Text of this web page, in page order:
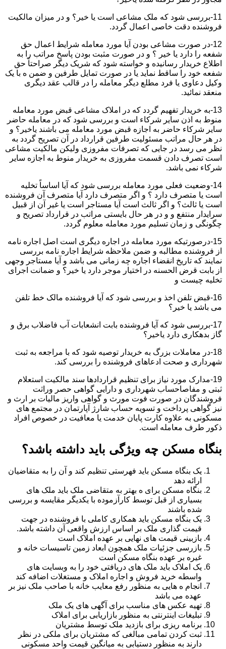
11-بررسی شود که ملک مشاعی است یا خیر؟ و در میزان مالکیت
فروشنده دقت خاصی اعمال گردد.
12-در صورت مشاعی بودن آیا مورد معامله شرایط اعمال حق
شفعه را دارد یا خیر ؟ و در صورت مثبت بودن پاسخ مراتب را به
اطلاع خریدار رسانیده و خواسته شود که شریک دیگر صراحتاً حق
شفعه خود را ساقط نماید یا در صورت تمایل طرفین و ضمن ه با یک
وکیل دعاوی یا فرد مطلع دیگر معامله را در قالب عقد دیگری
منعقد نمائید.
13-به خریدار تفهیم گردد که در املاک مشاعی قبض مورد معامله
منوط به اذن سایر شرکاء است و بررسی شود که در معامله حاضر
سایر شرکاء حاضر به اجازه قبض مورد معامله می باشند یاخیر؟ و
در هر حال مراتب مسئولیت طرفین قرارداد در آن تصریح گردد به
نظر می رسد در جایی که تصرفات مفروزی ولیکن مالکیت مشاعی
است تصرف دادن قسمت مفروزی به خریدار منوط به اجازه سایر
شرکاء نمی باشد.
14-وضعیت فعلی مورد معامله بررسی شود که آیا اساساً تخلیه
است یا متصرف دارد ؟ و اگر متصرف دارد آیا متصرف آن فروشنده
است یا ثالث؟ و اگر ثالث است آیا مستاجر است یا غیر آن از قبیل
سرایدار منتفع و و در هر حال بایستی مراتب در قرارداد تصریح و
چگونگی و زمان تسلیم مورد معامله معلوم گردد.
15-درصورتیکه مورد معامله در اجاره دیگری است اصل اجاره نامه
از فروشنده مطالبه و ضمن ملاحظه شرایط اجاره نامه بررسی
نمایند که تاریخ انقضاء اجاره چه زمانی می باشد و آیا مستاجر وجهی
از بابت قرض الحسنه در اختیار موجر دارد یا خیر؟ و ضمانت اجرای
تخلیه چیست و
16-قبض تلفن اخذ و بررسی شود که آیا فروشنده مالک خط تلفن
می باشد یا خیر؟
17-بررسی شود که آیا فروشنده بابت انشعابات آب فاضلاب برق و
گاز بدهکاری دارد یاخیر؟
18-در معاملات بزرگ به خریدار توصیه شود که با مراجعه به ثبت
شهرداری و صحت ادعاهای فروشنده را بررسی کند.
19-مدارک مورد نیاز برای تنظیم قراردادها سند مالکیت استعلام
ثبتی و مفاصاحساب شهرداری و دارایی گواهی حصر وراثت
فروشندگان در صورت فوت مورث و گواهی واریز مالیات بر ارث و
نیز گواهی پرداخت و تسویه حساب شارژ آپارتمان در مجتمع های
مسکونی به علاوه کارت پایان خدمت یا معافیت در خصوص افراد
ذکور طرف معامله است.
بنگاه مسکن چه ویژگی باید داشته باشد؟
یک بنگاه مسکن باید فهرستی تنظیم کند و آن را به متقاضیان
ارائه دهد
بنگاه مسکن برای ه بهتر به متقاضی ملک باید ملک های
بسیاری از قبل توسط کارآزموده با یکدیگر مقایسه و بررسی
شده باشند
یک بنگاه مسکن باید همکاری کاملی با فروشنده در جهت
قیمت گذاری ملک بر اساس ارزش واقعی آن داشته باشد.
بازبینی قیمت های نهایی بر عهده املاک است
بازرسی جزئیات ملک همچون ابعاد زمین تاسیسات خانه و
غیره بر عهده بنگاه مسکن است
یک املاک باید ملک های دریافتی خود را به وبسایت های
واسطه خرید فروش و اجاره املاک و مستغلات اضافه کند
انجام ه هایی به منظور رفع معایب خانه با صاحب ملک نیز بر
عهده می باشد
تهیه عکس های مناسب برای آگهی های یک ملک
تبلیغات اینترنتی به منظور بازاریابی برای املاک
برنامه ریزی برای بازدید ملک توسط مشتریان
ثبت کردن تمامی مبالغی که مشتریان برای ملکی در نظر
دارند به منظور دستیابی به میانگین قیمت واحد مسکونی